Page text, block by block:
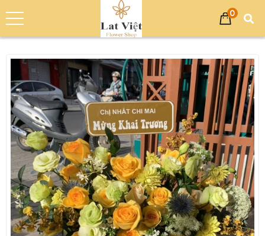
0
Trang chủ
Giỏ Hoa Chúc Mừng
Giỏ Hoa Tươi Chúc Mừng - Hoa Khai Trương LV-0807